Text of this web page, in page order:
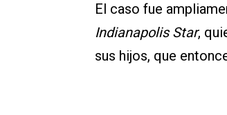
El caso fue
Indianapolis Star,
sus hijos, que